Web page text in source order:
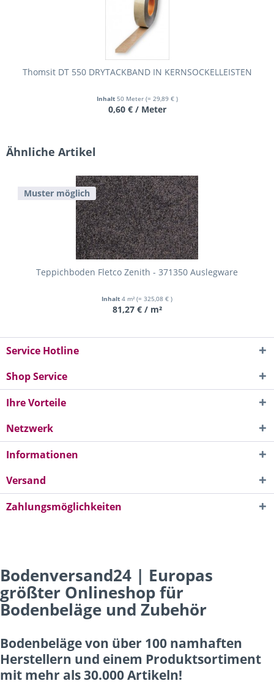
Thomsit DT 550 DRYTACKBAND IN KERNSOCKELLEISTEN
Inhalt 50 Meter (= 29,89 € )
0,60 € / Meter
Ähnliche Artikel
Muster möglich
Teppichboden Fletco Zenith - 371350 Auslegware
Inhalt 4 m² (= 325,08 € )
81,27 € / m²
Service Hotline
Shop Service
Ihre Vorteile
Netzwerk
Informationen
Versand
Zahlungsmöglichkeiten
Bodenversand24 | Europas
größter Onlineshop für
Bodenbeläge und Zubehör
Bodenbeläge von über 100 namhaften
Herstellern und einem Produktsortiment
mit mehr als 30.000 Artikeln!